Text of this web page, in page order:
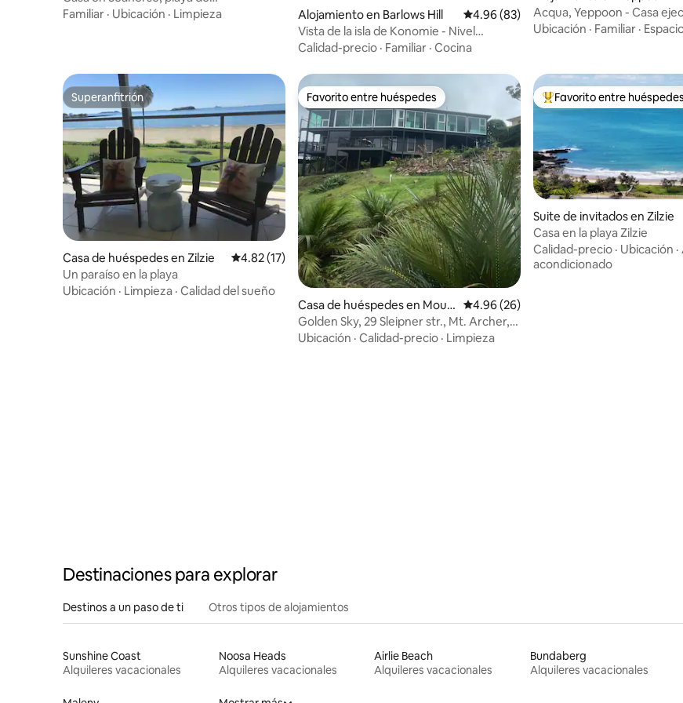
Lammermoor. Toda la casa.
Familiar · Ubicación · Limpieza Alojamiento en Barlows Hill Calificación promedio: 4.96 de 5, 83
4.96 (83)
Vista de la isla de Konomie - Nivel
superior
Calidad-precio · Familiar · Cocina
Acqua, Yeppoon - Casa
piscina y vistas
Ubicación · Familiar ·
Superanfitrión
Superanfitrión
Casa de huéspedes en Zilzie Calificación promedio: 4.82 de 5, 17 reseñas
4.82 (17)
Un paraíso en la playa
Ubicación · Limpieza · Calidad del sueño
Favorito entre huéspedes
Favorito entre huéspedes
Casa de huéspedes en Moun
t Archer
Calificación promedio: 4.96 de 5, 26
4.96 (26)
Golden Sky, 29 Sleipner str., Mt. Archer,
Rockhampton
Ubicación · Calidad-precio · Limpieza
Favorito entre huéspedes
Favorito entre huéspedes
Suite de invitados en Zilzie
Casa en la playa Zilzie
Calidad-precio · Ubicación ·
acondicionado
Destinaciones para explorar
Destinos a un paso de ti Otros tipos de alojamientos
Sunshine Coast
Alquileres vacacionales
Noosa Heads
Alquileres vacacionales
Airlie Beach
Alquileres vacacionales
Bundaberg
Alquileres vacacionales